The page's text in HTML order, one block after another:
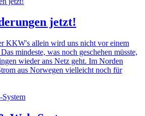
jetzt!
KKW's allein wird uns nicht vor einem
mindeste, was noch geschehen müsste,
wieder ans Netz geht. Im Norden
aus Norwegen vielleicht noch für